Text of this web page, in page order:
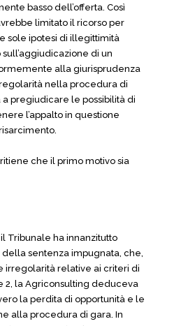
basso dell’offerta. Così
limitato il ricorso per
sole ipotesi di illegittimità
di un
alla giurisprudenza
nella procedura di
a pregiudicare le possibilità di
l’appalto in questione
che il primo motivo sia
ha innanzitutto
della sentenza impugnata, che,
irregolarità relative ai criteri di
2, la Agriconsulting deduceva
la perdita di opportunità e le
alla procedura di gara. In